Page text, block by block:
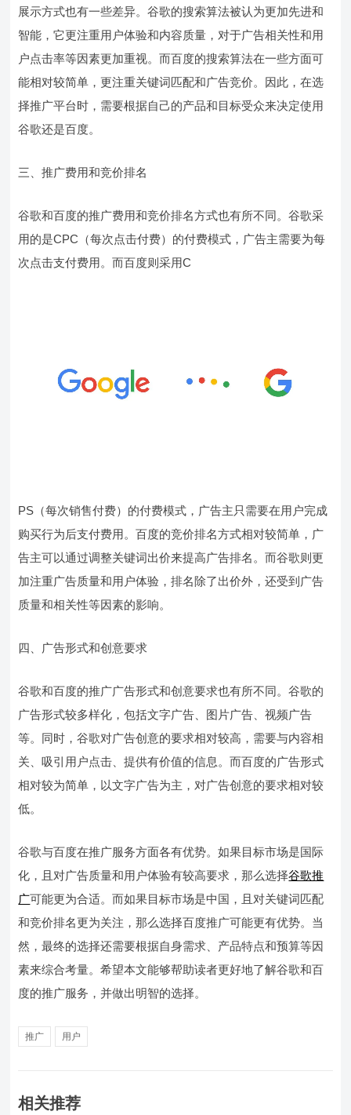
展示方式也有一些差异。谷歌的搜索算法被认为更加先进和
智能，它更注重用户体验和内容质量，对于广告相关性和用
户点击率等因素更加重视。而百度的搜索算法在一些方面可
能相对较简单，更注重关键词匹配和广告竞价。因此，在选
择推广平台时，需要根据自己的产品和目标受众来决定使用
谷歌还是百度。
三、推广费用和竞价排名
谷歌和百度的推广费用和竞价排名方式也有所不同。谷歌采
用的是CPC（每次点击付费）的付费模式，广告主需要为每
次点击支付费用。而百度则采用C
PS（每次销售付费）的付费模式，广告主只需要在用户完成
购买行为后支付费用。百度的竞价排名方式相对较简单，广
告主可以通过调整关键词出价来提高广告排名。而谷歌则更
加注重广告质量和用户体验，排名除了出价外，还受到广告
质量和相关性等因素的影响。
四、广告形式和创意要求
谷歌和百度的推广广告形式和创意要求也有所不同。谷歌的
广告形式较多样化，包括文字广告、图片广告、视频广告
等。同时，谷歌对广告创意的要求相对较高，需要与内容相
关、吸引用户点击、提供有价值的信息。而百度的广告形式
相对较为简单，以文字广告为主，对广告创意的要求相对较
低。
谷歌与百度在推广服务方面各有优势。如果目标市场是国际
化，且对广告质量和用户体验有较高要求，那么选择谷歌推
广可能更为合适。而如果目标市场是中国，且对关键词匹配
和竞价排名更为关注，那么选择百度推广可能更有优势。当
然，最终的选择还需要根据自身需求、产品特点和预算等因
素来综合考量。希望本文能够帮助读者更好地了解谷歌和百
度的推广服务，并做出明智的选择。
推广 用户
相关推荐